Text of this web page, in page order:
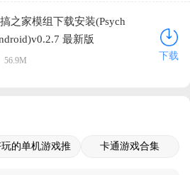
之家模组下载安装(Psych
最新版
56.9M 下载
的单机游戏推
卡通游戏合集